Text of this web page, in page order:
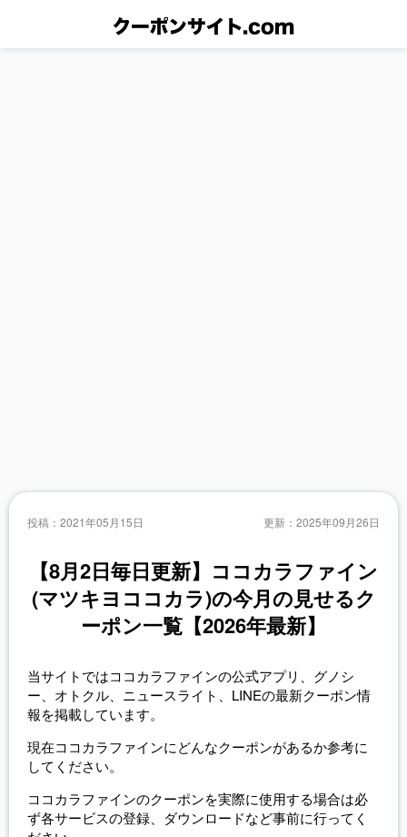
投稿： 2021年05月15日 更新： 2025年09月26日
【8月2日毎日更新】ココカラファイン
(マツキヨココカラ)の今月の見せるク
ーポン一覧【2026年最新】
当サイトではココカラファインの公式アプリ、グノシ
ー、オトクル、ニュースライト、LINEの最新クーポン情
報を掲載しています。
現在ココカラファインにどんなクーポンがあるか参考に
してください。
ココカラファインのクーポンを実際に使用する場合は必
ず各サービスの登録、ダウンロードなど事前に行ってく